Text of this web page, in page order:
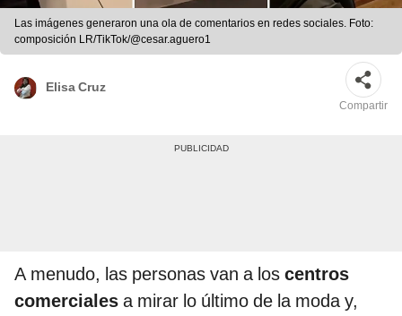
Las imágenes generaron una ola de comentarios en redes sociales. Foto:
composición LR/TikTok/@cesar.aguero1
Elisa Cruz
Compartir
A menudo, las personas van a los centros
comerciales a mirar lo último de la moda y,